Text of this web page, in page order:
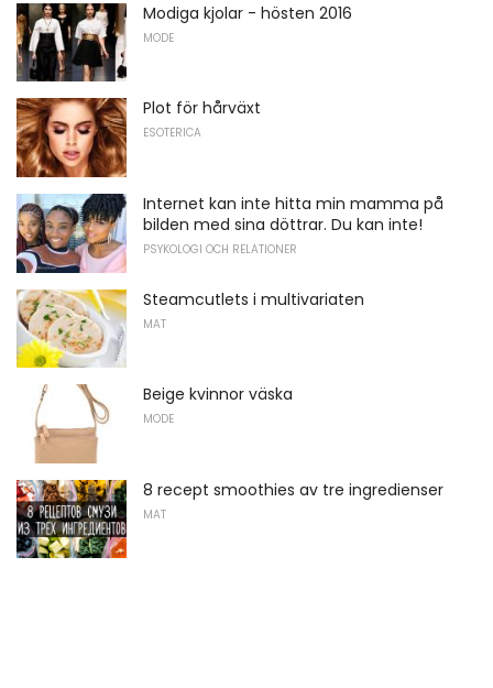
Modiga kjolar - hösten 2016
MODE
Plot för hårväxt
ESOTERICA
Internet kan inte hitta min mamma på
bilden med sina döttrar. Du kan inte!
PSYKOLOGI OCH RELATIONER
Steamcutlets i multivariaten
MAT
Beige kvinnor väska
MODE
8 recept smoothies av tre ingredienser
MAT